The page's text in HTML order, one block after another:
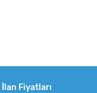
İlan Fiyatları